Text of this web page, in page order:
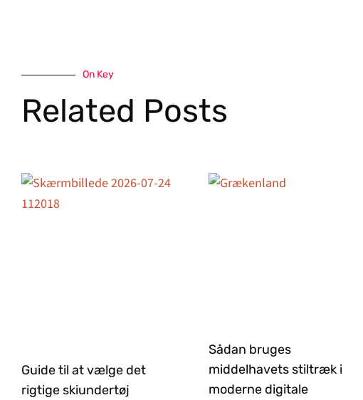
On Key
Related Posts
Guide til at vælge det
rigtige skiundertøj
Sådan bruges
middelhavets stiltræk i
moderne digitale